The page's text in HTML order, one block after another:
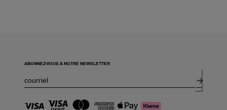
ABONNEZ-VOUS À NOTRE NEWSLETTER